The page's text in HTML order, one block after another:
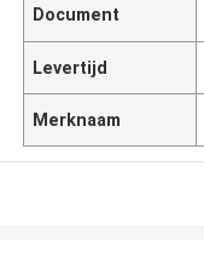
Document
Levertijd
Merknaam